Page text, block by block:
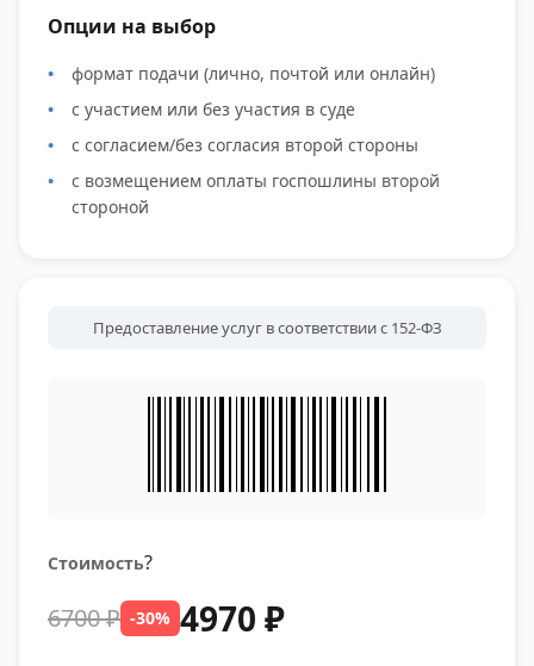
Опции на выбор
формат подачи (лично, почтой или онлайн)
с участием или без участия в суде
с согласием/без согласия второй стороны
с возмещением оплаты госпошлины второй
стороной
Предоставление услуг в соответствии с 152-ФЗ
Стоимость?
6700 ₽ -30% 4970 ₽